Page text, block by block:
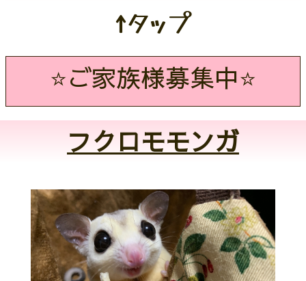
↑タップ
⭐️ご家族様募集中⭐️
フクロモモンガ